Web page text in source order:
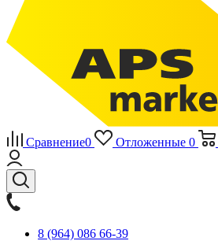
Сравнение0 Отложенные 0
8 (964) 086 66-39